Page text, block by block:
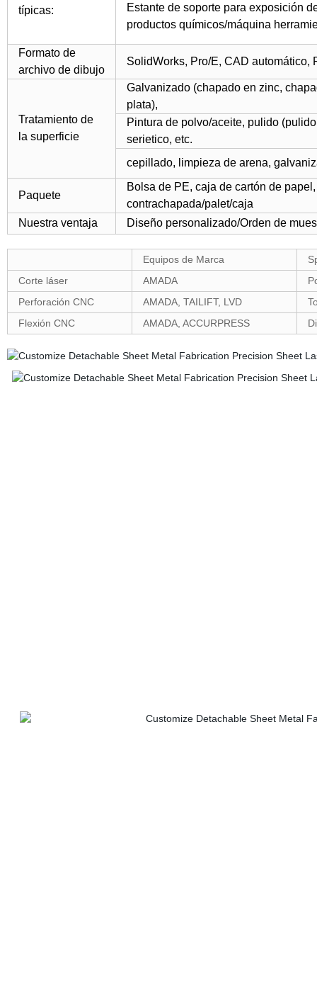
típicas:
Estante de soporte para exposición
productos químicos/máquina
Formato de
archivo de dibujo
SolidWorks, Pro/E, CAD automático,
Tratamiento de
la superficie
Galvanizado (chapado en zinc,
plata),
Pintura de polvo/aceite, pulido
serietico, etc.
cepillado, limpieza de arena,
Paquete
Bolsa de PE, caja de cartón de
contrachapada/palet/caja
Nuestra ventaja
Diseño personalizado/Orden de
Equipos de Marca
Corte láser
AMADA
Perforación CNC
AMADA, TAILIFT, LVD
Flexión CNC
AMADA, ACCURPRESS